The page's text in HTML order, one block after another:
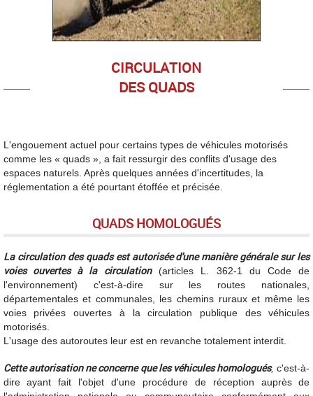
CIRCULATION
DES QUADS
L'engouement actuel pour certains types de véhicules motorisés
comme les « quads », a fait ressurgir des conflits d'usage des
espaces naturels. Après quelques années d'incertitudes, la
réglementation a été pourtant étoffée et précisée.
QUADS HOMOLOGUÉS
La circulation des quads est autorisée d'une manière générale sur les
voies ouvertes à la circulation(articles L. 362-1 du Code de
l'environnement) c'est-à-dire sur les routes nationales,
départementales et communales, les chemins ruraux et même les
voies privées ouvertes à la circulation publique des véhicules
motorisés.
L'usage des autoroutes leur est en revanche totalement interdit.
Cette autorisation ne concerne que les véhicules homologués, c'est-à-
dire ayant fait l'objet d'une procédure de réception auprès de